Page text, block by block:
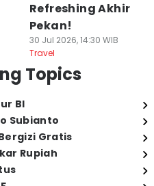
Refreshing Akhir
Pekan!
30 Jul 2026, 14:30 WIB
Travel
Topics
BI
Subianto
Gratis
Rupiah